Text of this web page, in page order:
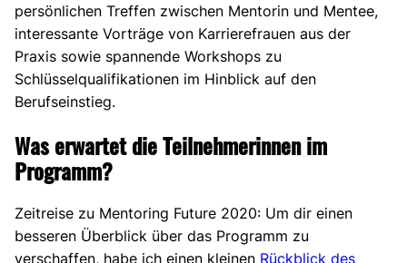
persönlichen Treffen zwischen Mentorin und Mentee,
interessante Vorträge von Karrierefrauen aus der
Praxis sowie spannende Workshops zu
Schlüsselqualifikationen im Hinblick auf den
Berufseinstieg.
Was erwartet die Teilnehmerinnen im
Programm?
Zeitreise zu Mentoring Future 2020: Um dir einen
besseren Überblick über das Programm zu
verschaffen, habe ich einen kleinen Rückblick des